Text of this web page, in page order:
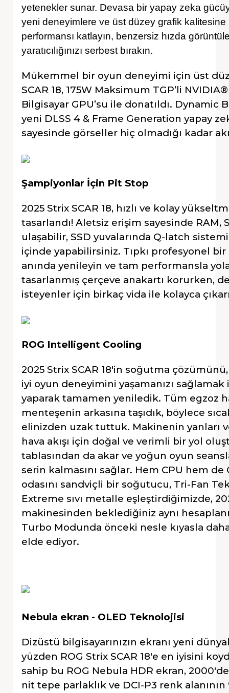
yetenekler sunar. Devasa bir yapay zeka
yeni deneyimlere ve üst düzey grafik kalitesine
performansı katlayın, benzersiz hızda
yaratıcılığınızı serbest bırakın.
Mükemmel bir oyun deneyimi için üst
SCAR 18, 175W Maksimum TGP’li
Bilgisayar GPU’su ile donatıldı.
yeni DLSS 4 & Frame Generation yapay
sayesinde görseller hiç olmadığı kadar
Şampiyonlar İçin Pit Stop
2025 Strix SCAR 18, hızlı ve kolay
tasarlandı! Aletsiz erişim sayesinde RAM,
ulaşabilir, SSD yuvalarında Q-latch
içinde yapabilirsiniz. Tıpkı profesyonel bir
anında yenileyin ve tam performansla
tasarlanmış çerçeve anakartı korurken,
isteyenler için birkaç vida ile kolayca
ROG Intelligent Cooling
2025 Strix SCAR 18'in soğutma
iyi oyun deneyimini yaşamanızı
yaparak tamamen yeniledik. Tüm egzoz
menteşenin arkasına taşıdık, böylece
elinizden uzak tuttuk. Makinenin yanları
hava akışı için doğal ve verimli bir yol
tablasından da akar ve yoğun oyun
serin kalmasını sağlar. Hem CPU hem
odasını sandviçli bir soğutucu, Tri-Fan
Extreme sıvı metalle eşleştirdiğimizde,
makinesinden beklediğiniz aynı
Turbo Modunda önceki nesle kıyasla
elde ediyor.
Nebula ekran - OLED Teknolojisi
Dizüstü bilgisayarınızın ekranı yeni
yüzden ROG Strix SCAR 18'e en iyisini
sahip bu ROG Nebula HDR ekran,
nit tepe parlaklık ve DCI-P3 renk alanının